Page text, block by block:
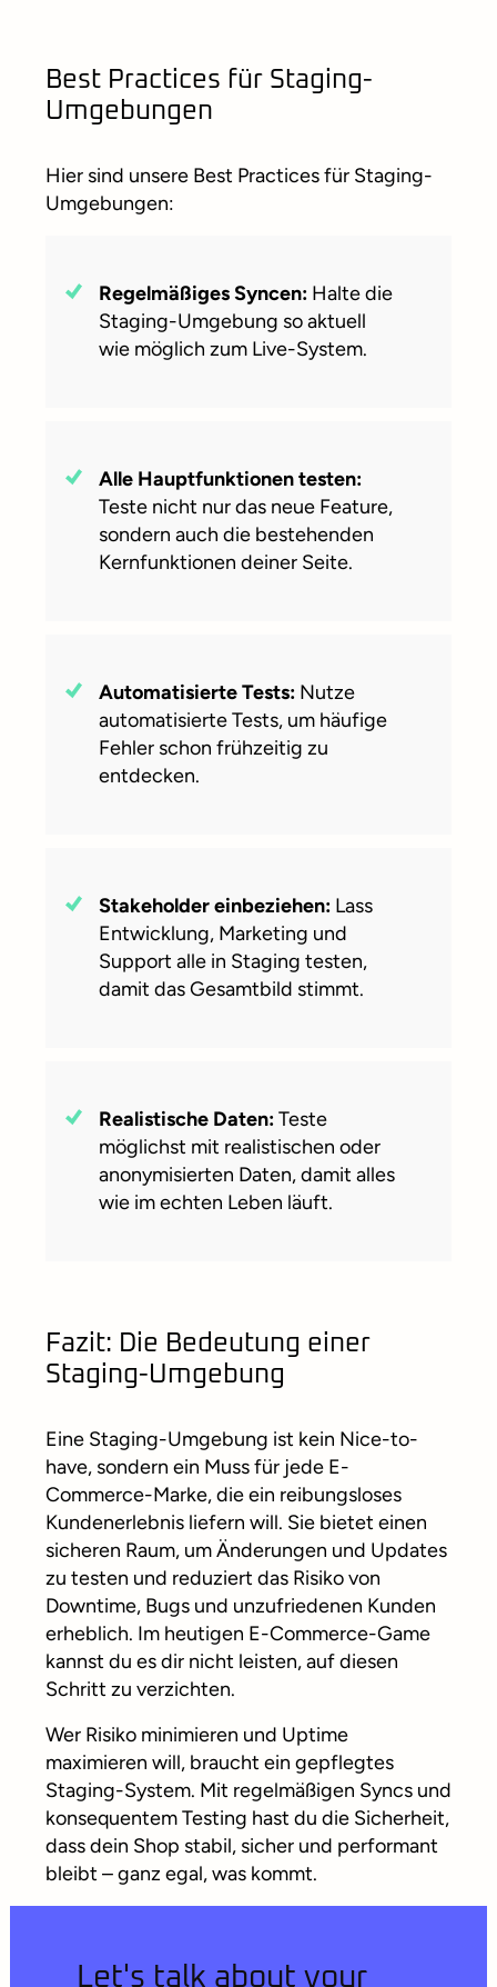
Best Practices für Staging-
Umgebungen
Hier sind unsere Best Practices für Staging-
Umgebungen:
Regelmäßiges Syncen: Halte die
Staging-Umgebung so aktuell
wie möglich zum Live-System.
Alle Hauptfunktionen testen:
Teste nicht nur das neue Feature,
sondern auch die bestehenden
Kernfunktionen deiner Seite.
Automatisierte Tests: Nutze
automatisierte Tests, um häufige
Fehler schon frühzeitig zu
entdecken.
Stakeholder einbeziehen: Lass
Entwicklung, Marketing und
Support alle in Staging testen,
damit das Gesamtbild stimmt.
Realistische Daten:Teste
möglichst mit realistischen oder
anonymisierten Daten, damit alles
wie im echten Leben läuft.
Fazit: Die Bedeutung einer
Staging-Umgebung
Eine Staging-Umgebung ist kein Nice-to-
have, sondern ein Muss für jede E-
Commerce-Marke, die ein reibungsloses
Kundenerlebnis liefern will. Sie bietet einen
sicheren Raum, um Änderungen und Updates
zu testen und reduziert das Risiko von
Downtime, Bugs und unzufriedenen Kunden
erheblich. Im heutigen E-Commerce-Game
kannst du es dir nicht leisten, auf diesen
Schritt zu verzichten.
Wer Risiko minimieren und Uptime
maximieren will, braucht ein gepflegtes
Staging-System. Mit regelmäßigen Syncs und
konsequentem Testing hast du die Sicherheit,
dass dein Shop stabil, sicher und performant
bleibt – ganz egal, was kommt.
Let's talk about your